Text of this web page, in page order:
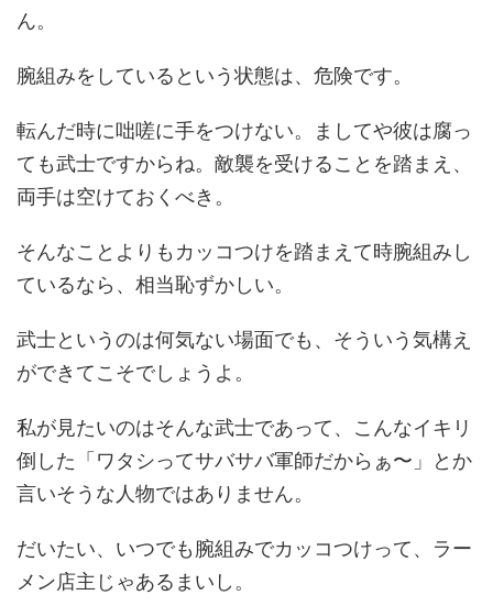
ん。
腕組みをしているという状態は、危険です。
転んだ時に咄嗟に手をつけない。ましてや彼は腐っ
ても武士ですからね。敵襲を受けることを踏まえ、
両手は空けておくべき。
そんなことよりもカッコつけを踏まえて時腕組みし
ているなら、相当恥ずかしい。
武士というのは何気ない場面でも、そういう気構え
ができてこそでしょうよ。
私が見たいのはそんな武士であって、こんなイキリ
倒した「ワタシってサバサバ軍師だからぁ〜」とか
言いそうな人物ではありません。
だいたい、いつでも腕組みでカッコつけって、ラー
メン店主じゃあるまいし。